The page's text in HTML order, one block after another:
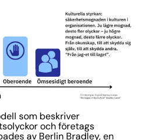
som beskriver
och företags
av Berlin Bradley, en